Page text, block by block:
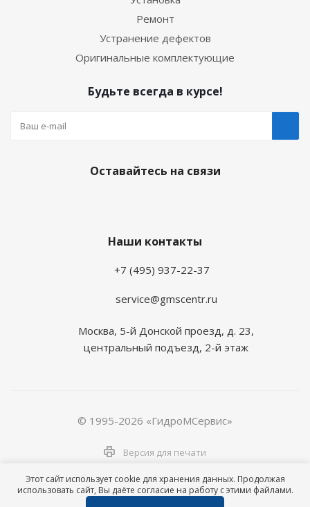
Ремонт
Устранение дефектов
Оригинальные комплектующие
Будьте всегда в курсе!
Оставайтесь на связи
Наши контакты
+7 (495) 937-22-37
service@gmscentr.ru
Москва, 5-й Донской проезд, д. 23,
центральный подъезд, 2-й этаж
© 1995-2026 «ГидроМСервис»
Версия для печати
Этот сайт использует cookie для хранения данных. Продолжая
использовать сайт, Вы даёте согласие на работу с этими файлами.